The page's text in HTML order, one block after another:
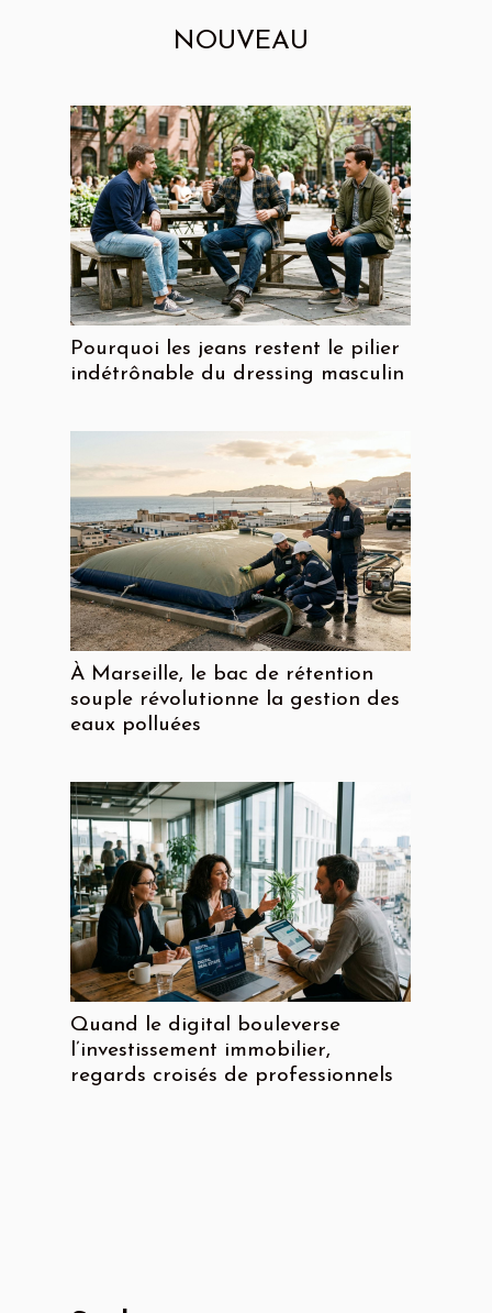
NOUVEAU
Pourquoi les jeans restent le pilier
indétrônable du dressing masculin
À Marseille, le bac de rétention
souple révolutionne la gestion des
eaux polluées
Quand le digital bouleverse
l’investissement immobilier,
regards croisés de professionnels